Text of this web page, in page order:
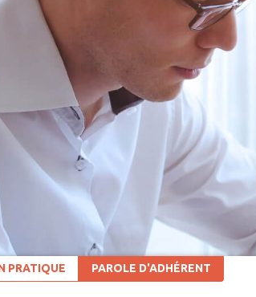
PRATIQUE PAROLE D'ADHÉRENT